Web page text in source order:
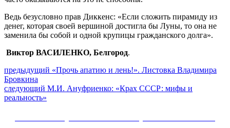
Ведь безусловно прав Диккенс: «Если сложить пирамиду из
денег, которая своей вершиной достигла бы Луны, то она не
заменила бы собой и одной крупицы гражданского долга».
Виктор ВАСИЛЕНКО, Белгород.
Навигация
по
записям
предыдущий Предыдущий
«Прочь апатию и лень!». Листовка Владимира
Бровкина
следующий Следующее
М.И. Ануфриенко: «Крах СССР: мифы и
реальность»